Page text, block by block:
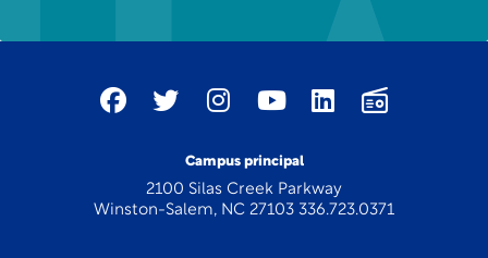
Campus principal
2100 Silas Creek Parkway
Winston-Salem, NC 27103 336.723.0371